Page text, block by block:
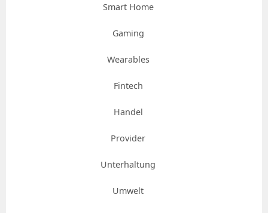
Smart Home
Gaming
Wearables
Fintech
Handel
Provider
Unterhaltung
Umwelt